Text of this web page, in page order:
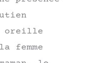
oreille
femme